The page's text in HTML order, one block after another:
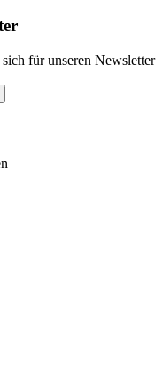
für unseren Newsletter